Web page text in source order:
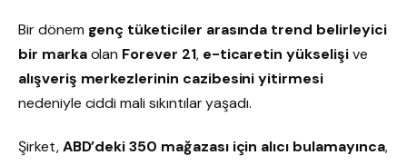
Bir dönem genç tüketiciler arasında trend belirleyici
bir markaolan Forever 21, e-ticaretin yükselişive
alışveriş merkezlerinin cazibesini yitirmesi
nedeniyle ciddi mali sıkıntılar yaşadı.
Şirket,ABD’deki 350 mağazası için alıcı bulamayınca,